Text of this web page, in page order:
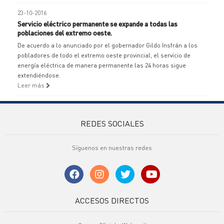
23-10-2016
Servicio eléctrico permanente se expande a todas las
poblaciones del extremo oeste.
De acuerdo a lo anunciado por el gobernador Gildo Insfrán a los
pobladores de todo el extremo oeste provincial, el servicio de
energía eléctrica de manera permanente las 24 horas sigue
extendiéndose.
Leer más
REDES SOCIALES
Síguenos en nuestras redes
ACCESOS DIRECTOS